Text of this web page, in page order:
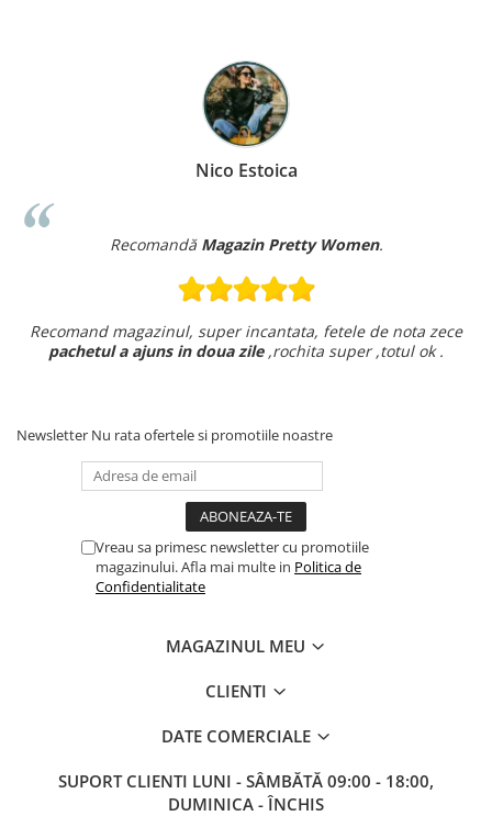
Nico Estoica
Recomandă Magazin Pretty Women.
Recomand magazinul, super incantata, fetele de nota zece
pachetul a ajuns in doua zile,rochita super ,totul ok .
Newsletter Nu rata ofertele si promotiile noastre
Vreau sa primesc newsletter cu promotiile
magazinului. Afla mai multe in Politica de
Confidentialitate
MAGAZINUL MEU
CLIENTI
DATE COMERCIALE
SUPORT CLIENTI LUNI - SÂMBĂTĂ 09:00 - 18:00,
DUMINICA - ÎNCHIS